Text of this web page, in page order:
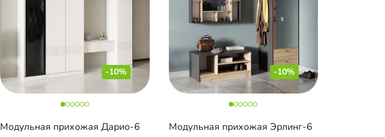
-10%
Модульная прихожая Дарио-6
-10%
Модульная прихожая Эрлинг-6